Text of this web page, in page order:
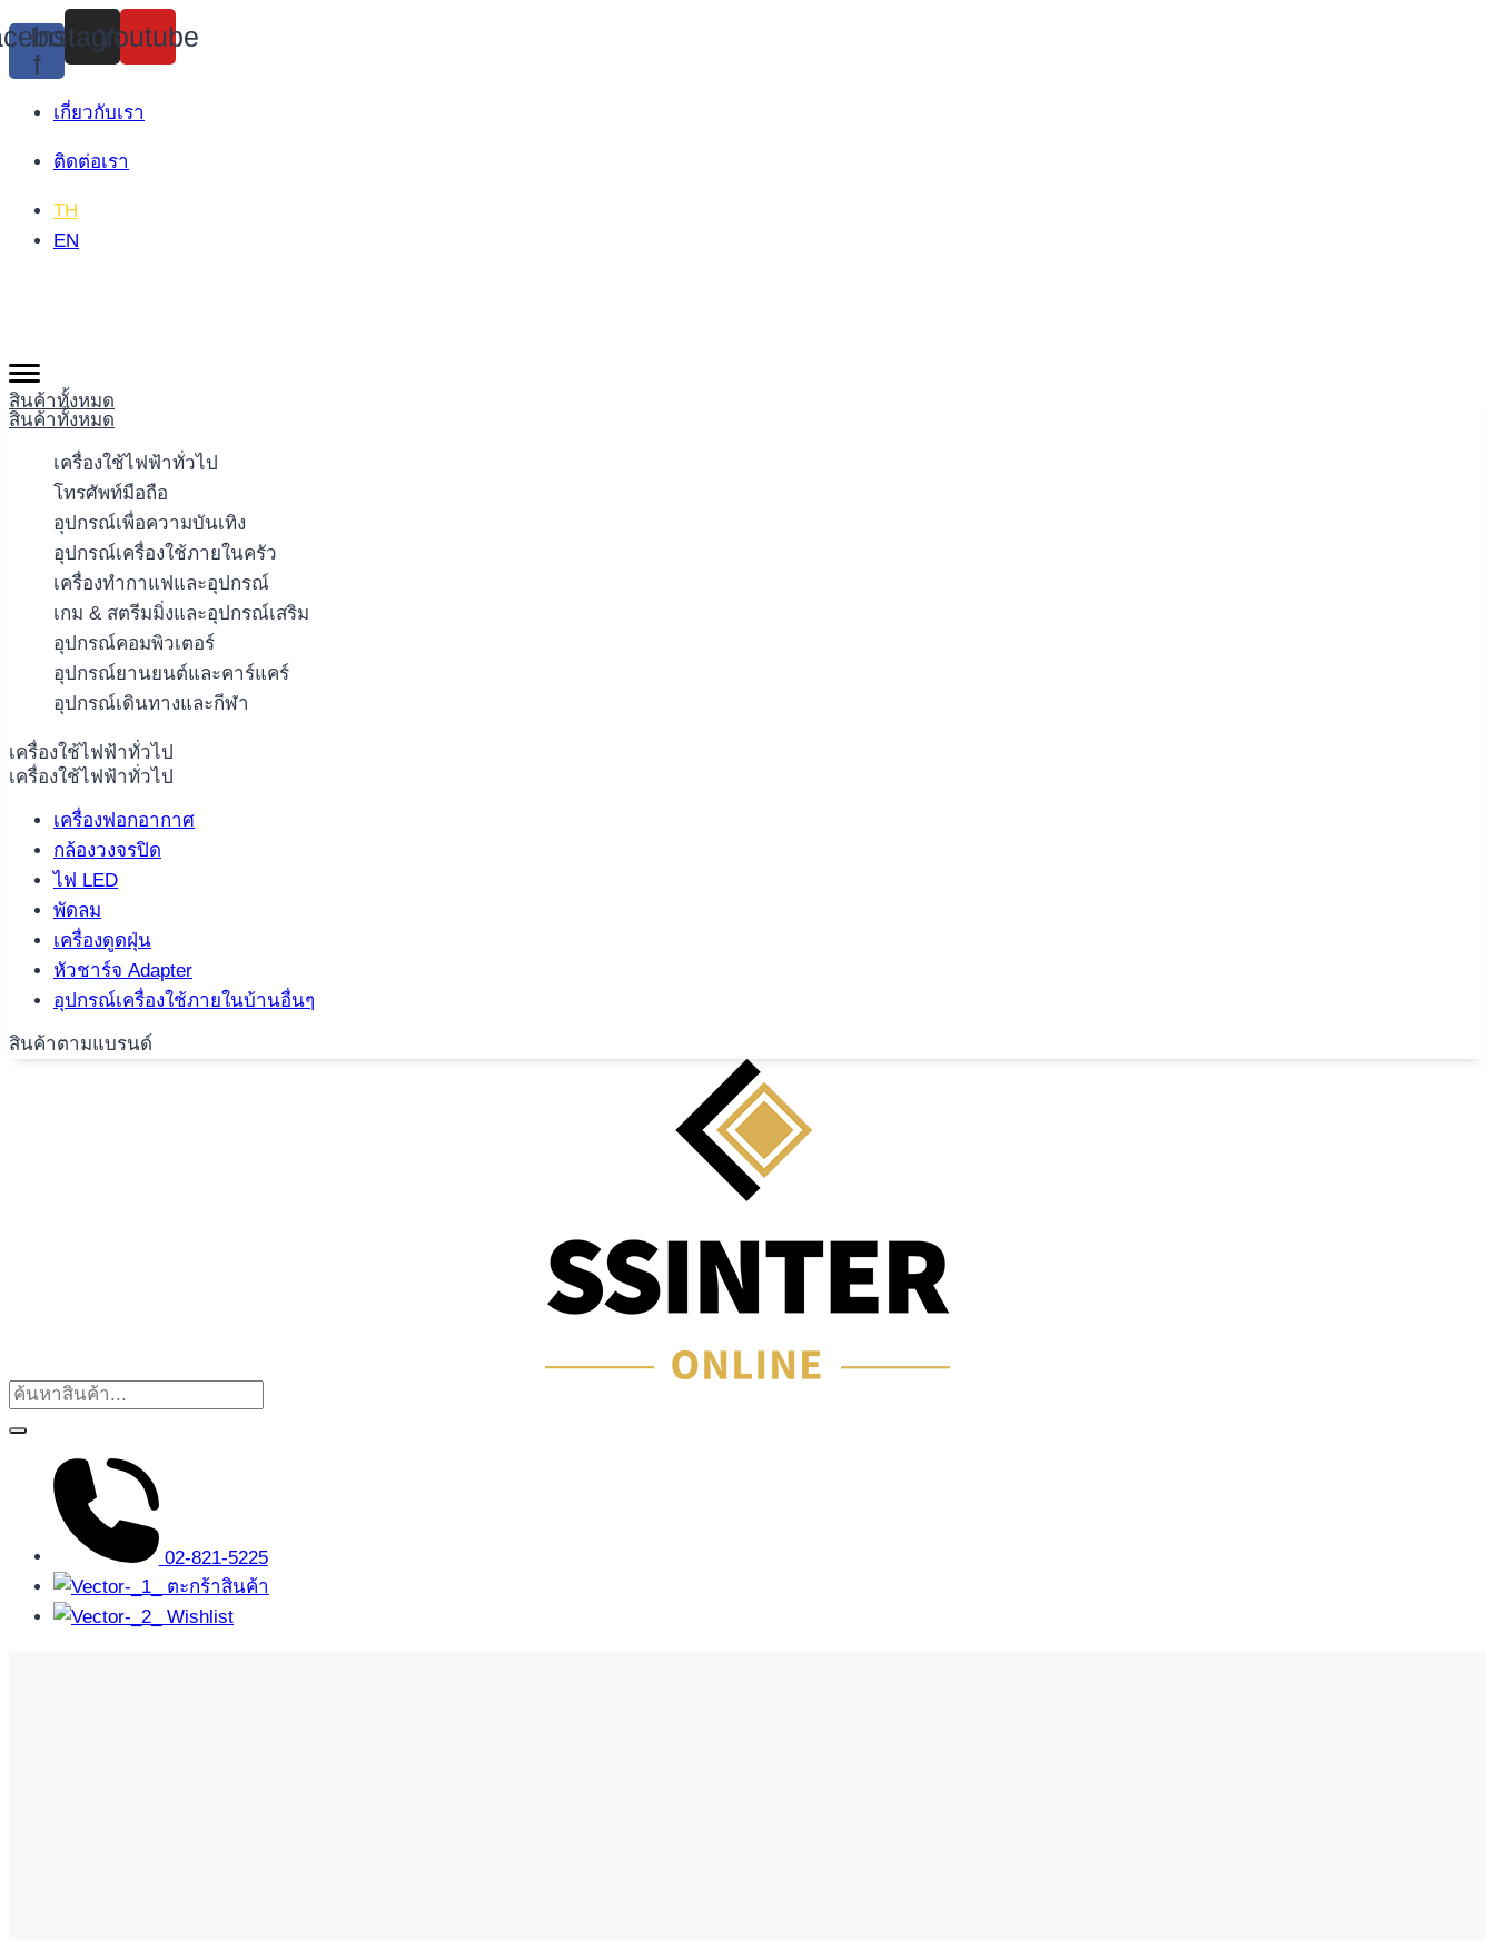
Skip
to
content
f
Instagram
Youtube
เกี่ยวกับเรา
ติดต่อเรา
TH
EN
สินค้าทั้งหมด
สินค้าทั้งหมด
เครื่องใช้ไฟฟ้าทั่วไป
โทรศัพท์มือถือ
อุปกรณ์เพื่อความบันเทิง
อุปกรณ์เครื่องใช้ภายในครัว
เครื่องทำกาแฟและอุปกรณ์
เกม & สตรีมมิ่งและอุปกรณ์เสริม
อุปกรณ์คอมพิวเตอร์
อุปกรณ์ยานยนต์และคาร์แคร์
อุปกรณ์เดินทางและกีฬา
เครื่องใช้ไฟฟ้าทั่วไป
เครื่องใช้ไฟฟ้าทั่วไป
เครื่องฟอกอากาศ
กล้องวงจรปิด
ไฟ LED
พัดลม
เครื่องดูดฝุ่น
หัวชาร์จ Adapter
อุปกรณ์เครื่องใช้ภายในบ้านอื่นๆ
สินค้าตามแบรนด์
02-821-5225
ตะกร้าสินค้า
Wishlist